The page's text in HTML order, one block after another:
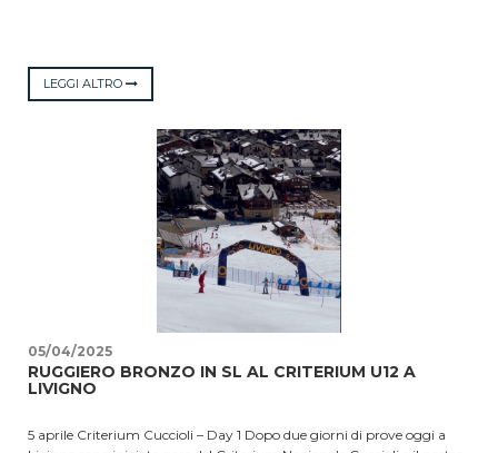
LEGGI ALTRO
05/04/2025
RUGGIERO BRONZO IN SL AL CRITERIUM U12 A
LIVIGNO
5 aprile Criterium Cuccioli – Day 1 Dopo due giorni di prove oggi a